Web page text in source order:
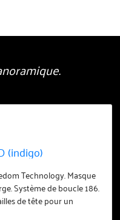
(indigo)
Technology. Masque
Système de boucle 186.
de tête pour un